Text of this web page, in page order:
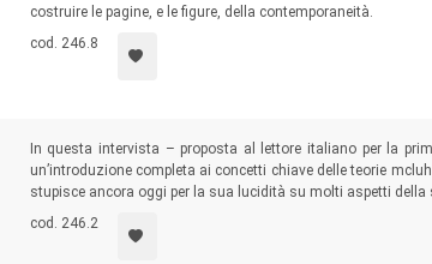
costruire le pagine, e le figure, della contemporaneità.
cod. 246.8
In questa intervista – proposta al lettore italiano per la
un’introduzione completa ai concetti chiave delle teorie
stupisce ancora oggi per la sua lucidità su molti aspetti della
cod. 246.2